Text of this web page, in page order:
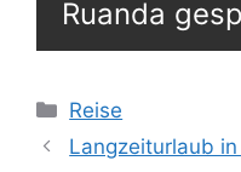
Ruanda
Kategorien
Reise
Langzeiturlaub